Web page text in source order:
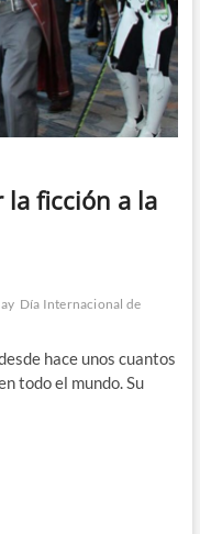
la ficción a la
Día Internacional de
hace unos cuantos
todo el mundo. Su